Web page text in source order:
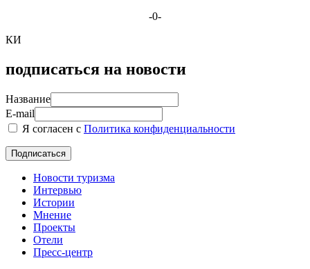
-0-
КИ
подписаться на новости
Название
E-mail
Я согласен с Политика конфиденциальности
Новости туризма
Интервью
Истории
Мнение
Проекты
Отели
Пресс-центр